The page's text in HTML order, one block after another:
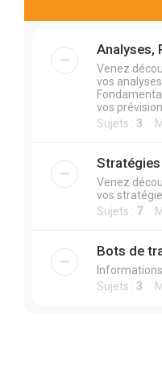
Analyses,
Venez
vos
vos
Sujets : 3
Venez
vos
Sujets : 7
Bots de
Sujets : 3